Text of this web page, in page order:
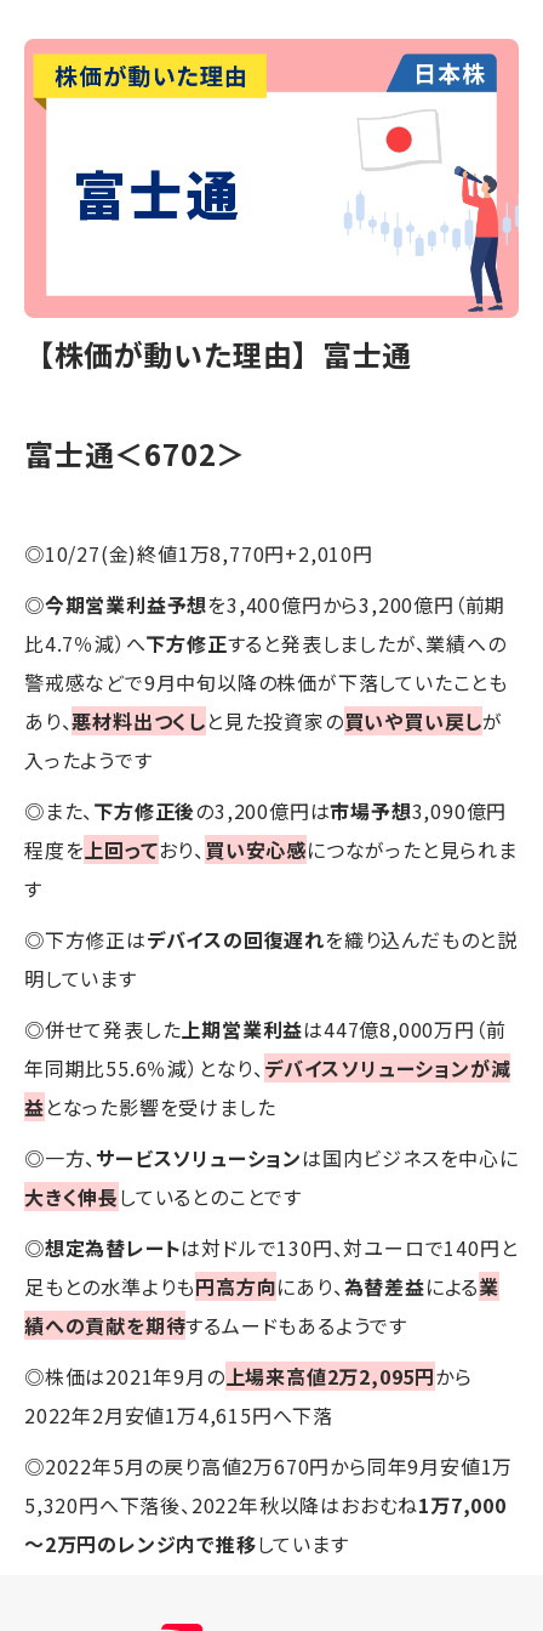
【株価が動いた理由】富士通
富士通＜6702＞
◎10/27(金)終値1万8,770円+2,010円
◎今期営業利益予想を3,400億円から3,200億円（前期
比4.7％減）へ下方修正すると発表しましたが、業績への
警戒感などで9月中旬以降の株価が下落していたことも
あり、悪材料出つくしと見た投資家の買いや買い戻しが
入ったようです
◎また、 下方修正後の3,200億円は市場予想3,090億円
程度を 上回っており、 買い安心感につながったと見られま
す
◎下方修正はデバイスの回復遅れを織り込んだものと説
明しています
◎併せて発表した 上期営業利益は447億8,000万円（前
年同期比55.6％減）となり、 デバイスソリューションが減
益となった影響を受けました
◎一方、 サービスソリューションは国内ビジネスを中心に
大きく伸長しているとのことです
◎想定為替レートは対ドルで130円、対ユーロで140円と
足もとの水準よりも円高方向にあり、為替差益による業
績への貢献を期待するムードもあるようです
◎株価は2021年9月の 上場来高値2万2,095円から
2022年2月安値1万4,615円へ下落
◎2022年5月の戻り高値2万670円から同年9月安値1万
5,320円へ下落後、2022年秋以降はおおむね1万7,000
～2万円のレンジ内で推移しています